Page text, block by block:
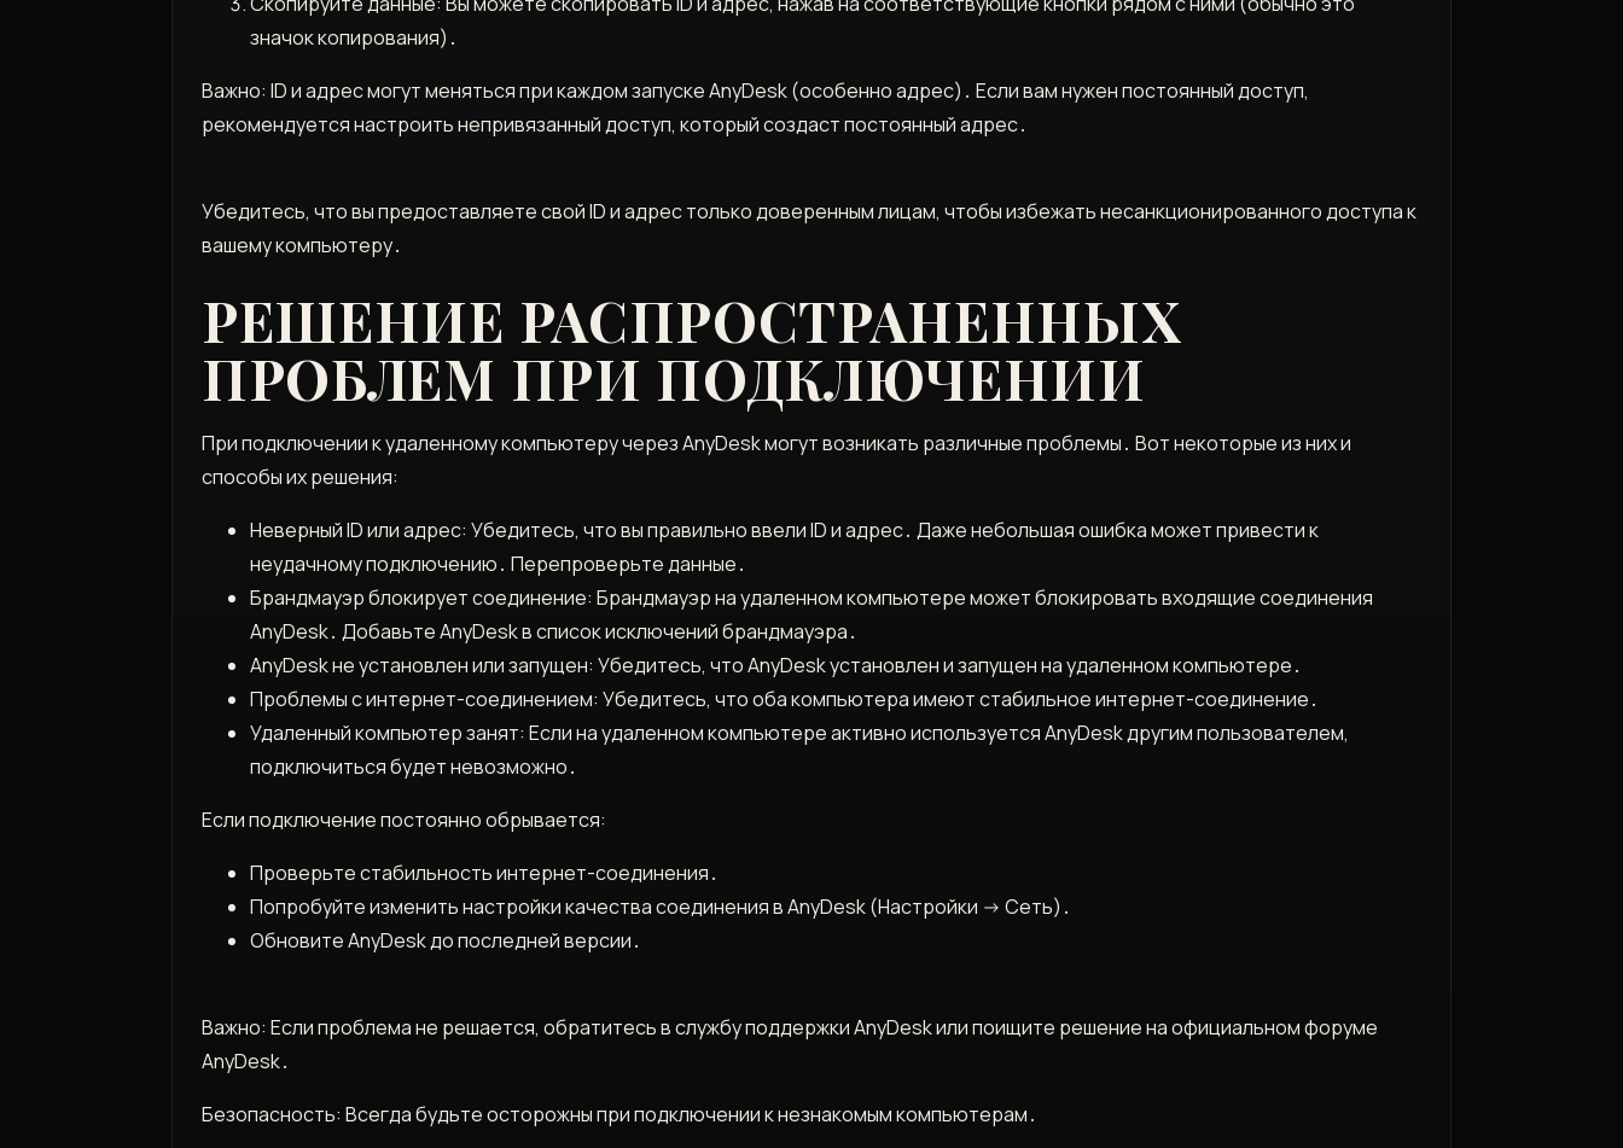
значок копирования)․
Важно: ID и адрес могут меняться при каждом запуске AnyDesk (особенно адрес)․ Если вам нужен постоянный доступ,
рекомендуется настроить непривязанный доступ, который создаст постоянный адрес․
Убедитесь, что вы предоставляете свой ID и адрес только доверенным лицам, чтобы избежать несанкционированного доступа к
вашему компьютеру․
РЕШЕНИЕ РАСПРОСТРАНЕННЫХ
ПРОБЛЕМ ПРИ ПОДКЛЮЧЕНИИ
При подключении к удаленному компьютеру через AnyDesk могут возникать различные проблемы․ Вот некоторые из них и
способы их решения:
Неверный ID или адрес: Убедитесь, что вы правильно ввели ID и адрес․ Даже небольшая ошибка может привести к
неудачному подключению․ Перепроверьте данные․
Брандмауэр блокирует соединение: Брандмауэр на удаленном компьютере может блокировать входящие соединения
AnyDesk․ Добавьте AnyDesk в список исключений брандмауэра․
AnyDesk не установлен или запущен: Убедитесь, что AnyDesk установлен и запущен на удаленном компьютере․
Проблемы с интернет-соединением: Убедитесь, что оба компьютера имеют стабильное интернет-соединение․
Удаленный компьютер занят: Если на удаленном компьютере активно используется AnyDesk другим пользователем,
подключиться будет невозможно․
Если подключение постоянно обрывается:
Проверьте стабильность интернет-соединения․
Попробуйте изменить настройки качества соединения в AnyDesk (Настройки -> Сеть)․
Обновите AnyDesk до последней версии․
Важно: Если проблема не решается, обратитесь в службу поддержки AnyDesk или поищите решение на официальном форуме
AnyDesk․
Безопасность: Всегда будьте осторожны при подключении к незнакомым компьютерам․